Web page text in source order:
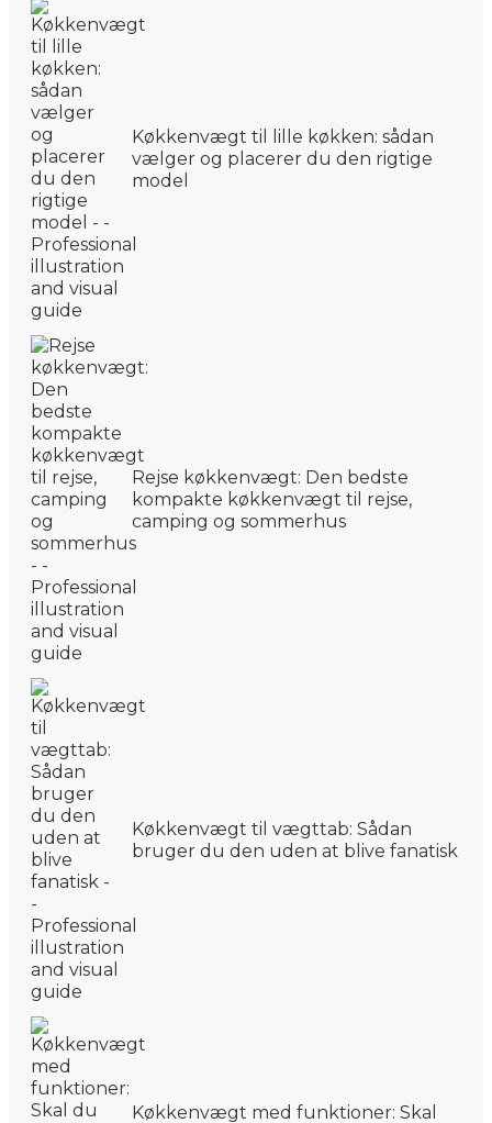
Køkkenvægt til lille køkken: sådan
vælger og placerer du den rigtige
model
Rejse køkkenvægt: Den bedste
kompakte køkkenvægt til rejse,
camping og sommerhus
Køkkenvægt til vægttab: Sådan
bruger du den uden at blive fanatisk
Køkkenvægt med funktioner: Skal